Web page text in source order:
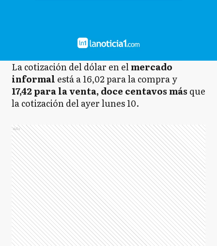
La cotización del dólar en elmercado
informal está a 16,02 para la compra y
17,42 para la venta, doce centavos más que
la cotización del ayer lunes 10.
Ads